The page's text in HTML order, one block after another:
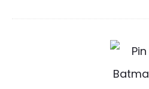
o
c
á
s
B
a